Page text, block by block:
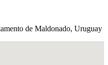
de Maldonado, Uruguay